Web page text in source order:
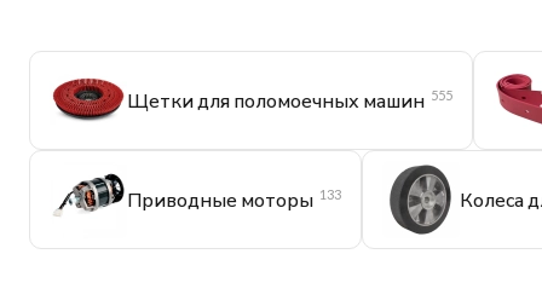
Щетки для поломоечных машин 555
Приводные моторы 133 Колеса